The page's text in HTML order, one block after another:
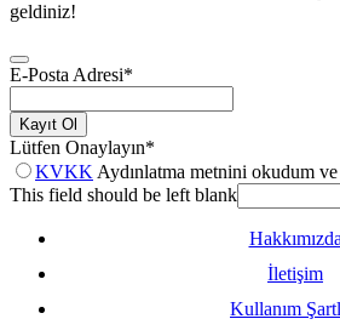
geldiniz!
E-Posta Adresi*
Kayıt Ol
Lütfen Onaylayın*
KVKK Aydınlatma metnini okudum
This field should be left blank
Hakkımızda
İletişim
Kullanım